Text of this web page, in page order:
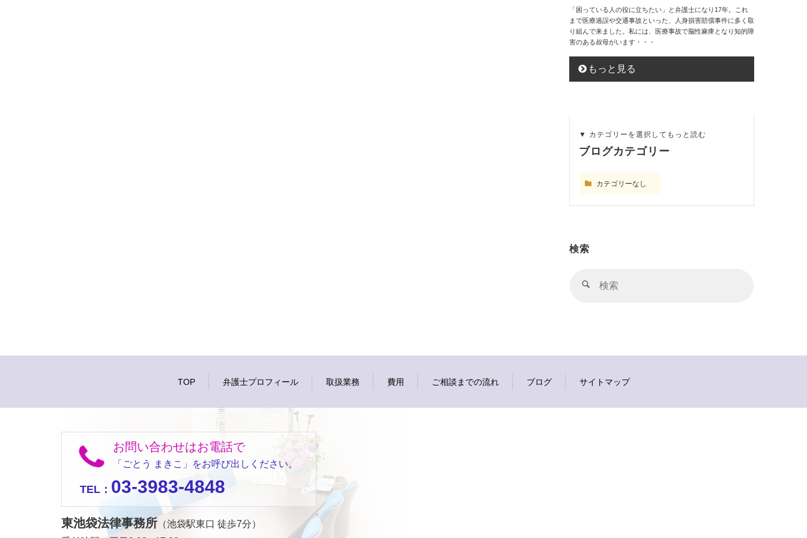
「困っている人の役に立ちたい」と弁護士になり17年。これ
まで医療過誤や交通事故といった、人身損害賠償事件に多く取
り組んで来ました。私には、医療事故で脳性麻痺となり知的障
害のある叔母がいます・・・
もっと見る
ブログカテゴリー
カテゴリーなし
検索
検
TOP 弁護士プロフィール 取扱業務 費用 ご相談までの流れ ブログ サイトマップ
お問い合わせはお電話で
「ごとう まきこ」をお呼び出しください。
TEL： 03-3983-4848
東池袋法律事務所 （池袋駅東口 徒歩7分）